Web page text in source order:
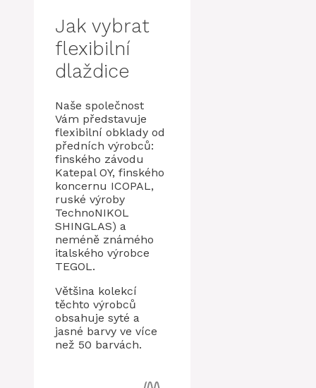
Jak vybrat
flexibilní
dlaždice
Naše společnost
Vám představuje
flexibilní obklady od
předních výrobců:
finského závodu
Katepal OY, finského
koncernu ICOPAL,
ruské výroby
TechnoNIKOL
SHINGLAS) a
neméně známého
italského výrobce
TEGOL.
Většina kolekcí
těchto výrobců
obsahuje syté a
jasné barvy ve více
než 50 barvách.